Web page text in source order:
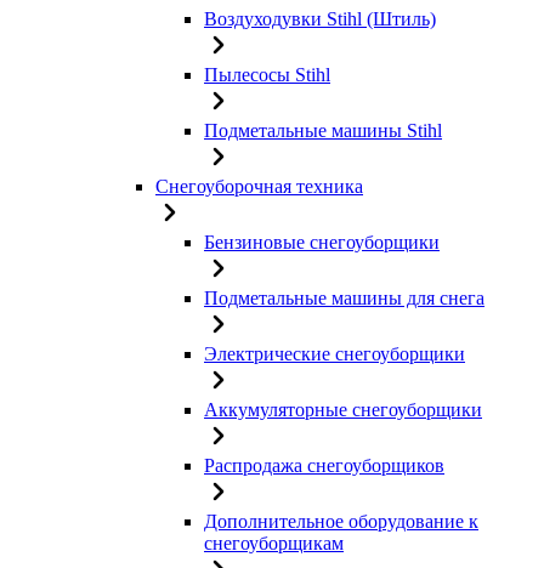
Воздуходувки Stihl (Штиль)
Пылесосы Stihl
Подметальные машины Stihl
Снегоуборочная техника
Бензиновые снегоуборщики
Подметальные машины для снега
Электрические снегоуборщики
Аккумуляторные снегоуборщики
Распродажа снегоуборщиков
Дополнительное оборудование к
снегоуборщикам